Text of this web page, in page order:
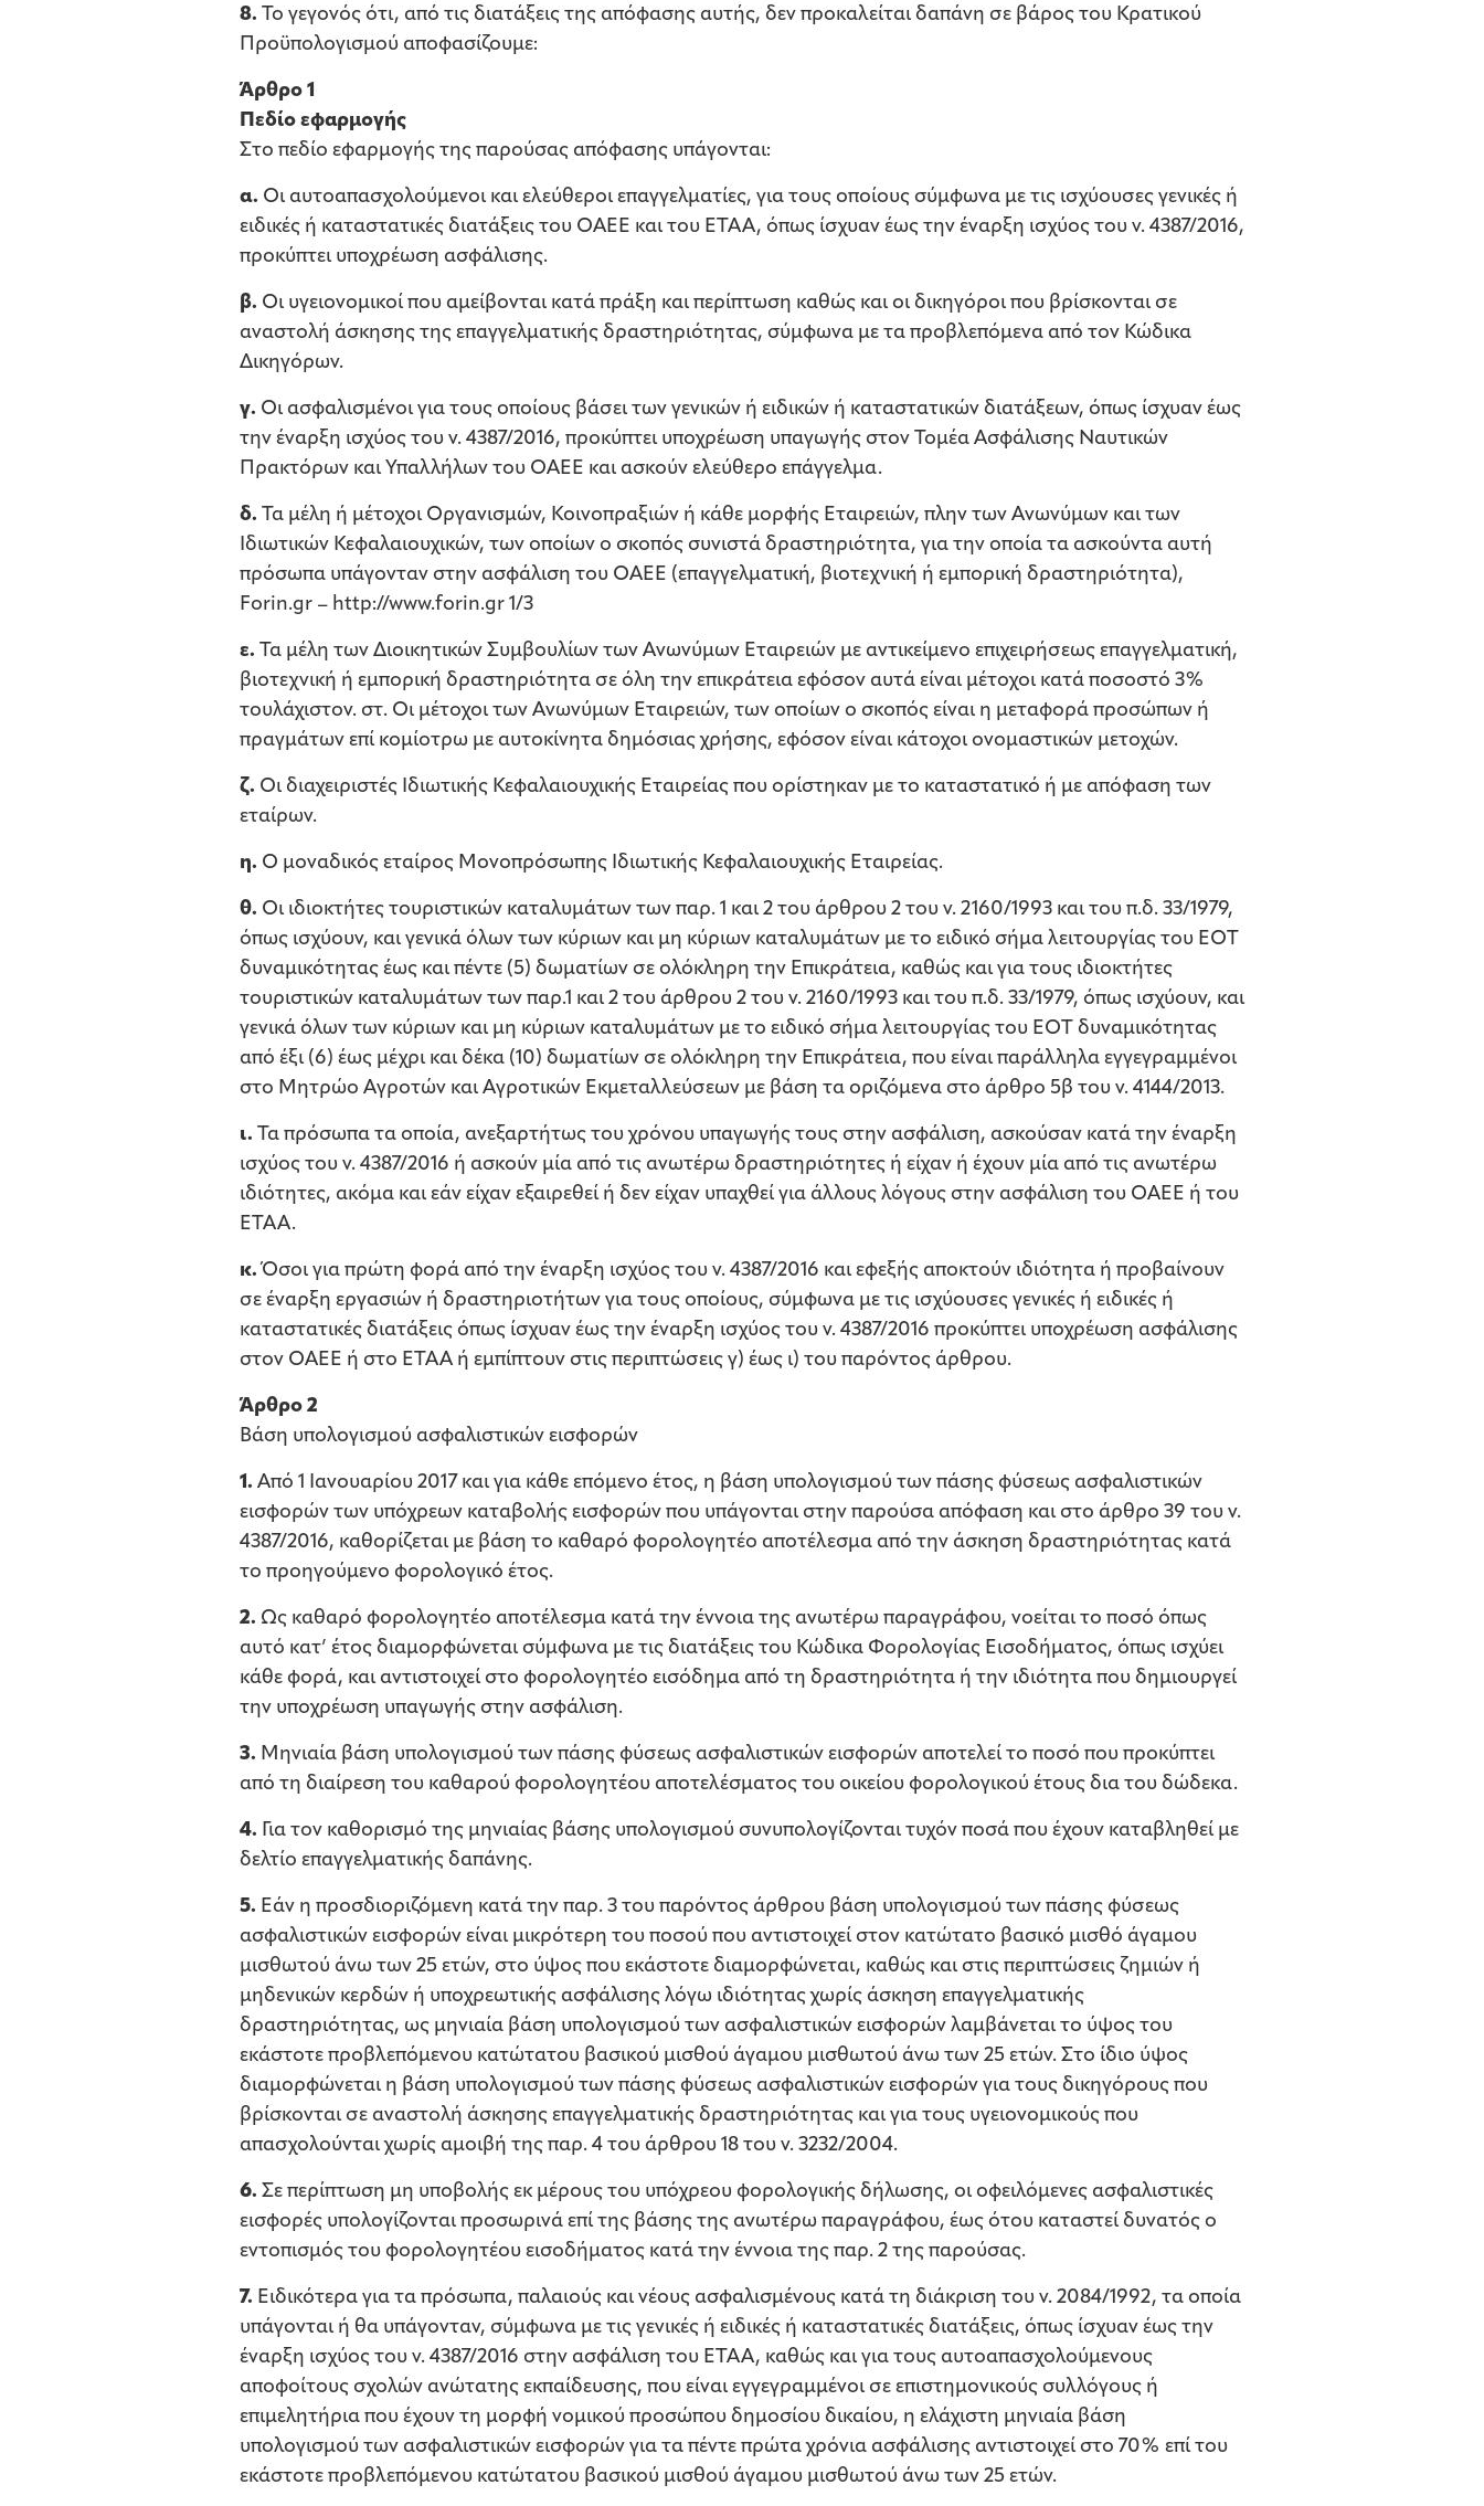
8. Το γεγονός ότι, από τις διατάξεις της απόφασης αυτής, δεν προκαλείται δαπάνη σε βάρος του Κρατικού
Προϋπολογισμού αποφασίζουμε:
Άρθρο 1
Πεδίο εφαρμογής
Στο πεδίο εφαρμογής της παρούσας απόφασης υπάγονται:
α. Οι αυτοαπασχολούμενοι και ελεύθεροι επαγγελματίες, για τους οποίους σύμφωνα με τις ισχύουσες γενικές ή
ειδικές ή καταστατικές διατάξεις του ΟΑΕΕ και του ΕΤΑΑ, όπως ίσχυαν έως την έναρξη ισχύος του ν. 4387/2016,
προκύπτει υποχρέωση ασφάλισης.
β. Οι υγειονομικοί που αμείβονται κατά πράξη και περίπτωση καθώς και οι δικηγόροι που βρίσκονται σε
αναστολή άσκησης της επαγγελματικής δραστηριότητας, σύμφωνα με τα προβλεπόμενα από τον Κώδικα
Δικηγόρων.
γ. Οι ασφαλισμένοι για τους οποίους βάσει των γενικών ή ειδικών ή καταστατικών διατάξεων, όπως ίσχυαν έως
την έναρξη ισχύος του ν. 4387/2016, προκύπτει υποχρέωση υπαγωγής στον Τομέα Ασφάλισης Ναυτικών
Πρακτόρων και Υπαλλήλων του ΟΑΕΕ και ασκούν ελεύθερο επάγγελμα.
δ. Τα μέλη ή μέτοχοι Οργανισμών, Κοινοπραξιών ή κάθε μορφής Εταιρειών, πλην των Ανωνύμων και των
Ιδιωτικών Κεφαλαιουχικών, των οποίων ο σκοπός συνιστά δραστηριότητα, για την οποία τα ασκούντα αυτή
πρόσωπα υπάγονταν στην ασφάλιση του ΟΑΕΕ (επαγγελματική, βιοτεχνική ή εμπορική δραστηριότητα),
Forin.gr – http://www.forin.gr 1/3
ε. Τα μέλη των Διοικητικών Συμβουλίων των Ανωνύμων Εταιρειών με αντικείμενο επιχειρήσεως επαγγελματική,
βιοτεχνική ή εμπορική δραστηριότητα σε όλη την επικράτεια εφόσον αυτά είναι μέτοχοι κατά ποσοστό 3%
τουλάχιστον. στ. Οι μέτοχοι των Ανωνύμων Εταιρειών, των οποίων ο σκοπός είναι η μεταφορά προσώπων ή
πραγμάτων επί κομίοτρω με αυτοκίνητα δημόσιας χρήσης, εφόσον είναι κάτοχοι ονομαστικών μετοχών.
ζ. Οι διαχειριστές Ιδιωτικής Κεφαλαιουχικής Εταιρείας που ορίστηκαν με το καταστατικό ή με απόφαση των
εταίρων.
η. Ο μοναδικός εταίρος Μονοπρόσωπης Ιδιωτικής Κεφαλαιουχικής Εταιρείας.
θ. Οι ιδιοκτήτες τουριστικών καταλυμάτων των παρ. 1 και 2 του άρθρου 2 του ν. 2160/1993 και του π.δ. 33/1979,
όπως ισχύουν, και γενικά όλων των κύριων και μη κύριων καταλυμάτων με το ειδικό σήμα λειτουργίας του EOT
δυναμικότητας έως και πέντε (5) δωματίων σε ολόκληρη την Επικράτεια, καθώς και για τους ιδιοκτήτες
τουριστικών καταλυμάτων των παρ.1 και 2 του άρθρου 2 του ν. 2160/1993 και του π.δ. 33/1979, όπως ισχύουν, και
γενικά όλων των κύριων και μη κύριων καταλυμάτων με το ειδικό σήμα λειτουργίας του EOT δυναμικότητας
από έξι (6) έως μέχρι και δέκα (10) δωματίων σε ολόκληρη την Επικράτεια, που είναι παράλληλα εγγεγραμμένοι
στο Μητρώο Αγροτών και Αγροτικών Εκμεταλλεύσεων με βάση τα οριζόμενα στο άρθρο 5β του ν. 4144/2013.
ι. Τα πρόσωπα τα οποία, ανεξαρτήτως του χρόνου υπαγωγής τους στην ασφάλιση, ασκούσαν κατά την έναρξη
ισχύος του ν. 4387/2016 ή ασκούν μία από τις ανωτέρω δραστηριότητες ή είχαν ή έχουν μία από τις ανωτέρω
ιδιότητες, ακόμα και εάν είχαν εξαιρεθεί ή δεν είχαν υπαχθεί για άλλους λόγους στην ασφάλιση του ΟΑΕΕ ή του
ΕΤΑΑ.
κ. Όσοι για πρώτη φορά από την έναρξη ισχύος του ν. 4387/2016 και εφεξής αποκτούν ιδιότητα ή προβαίνουν
σε έναρξη εργασιών ή δραστηριοτήτων για τους οποίους, σύμφωνα με τις ισχύουσες γενικές ή ειδικές ή
καταστατικές διατάξεις όπως ίσχυαν έως την έναρξη ισχύος του ν. 4387/2016 προκύπτει υποχρέωση ασφάλισης
στον ΟΑΕΕ ή στο ΕΤΑΑ ή εμπίπτουν στις περιπτώσεις γ) έως ι) του παρόντος άρθρου.
Άρθρο 2
Βάση υπολογισμού ασφαλιστικών εισφορών
1. Από 1 Ιανουαρίου 2017 και για κάθε επόμενο έτος, η βάση υπολογισμού των πάσης φύσεως ασφαλιστικών
εισφορών των υπόχρεων καταβολής εισφορών που υπάγονται στην παρούσα απόφαση και στο άρθρο 39 του ν.
4387/2016, καθορίζεται με βάση το καθαρό φορολογητέο αποτέλεσμα από την άσκηση δραστηριότητας κατά
το προηγούμενο φορολογικό έτος.
2. Ως καθαρό φορολογητέο αποτέλεσμα κατά την έννοια της ανωτέρω παραγράφου, νοείται το ποσό όπως
αυτό κατ’ έτος διαμορφώνεται σύμφωνα με τις διατάξεις του Κώδικα Φορολογίας Εισοδήματος, όπως ισχύει
κάθε φορά, και αντιστοιχεί στο φορολογητέο εισόδημα από τη δραστηριότητα ή την ιδιότητα που δημιουργεί
την υποχρέωση υπαγωγής στην ασφάλιση.
3. Μηνιαία βάση υπολογισμού των πάσης φύσεως ασφαλιστικών εισφορών αποτελεί το ποσό που προκύπτει
από τη διαίρεση του καθαρού φορολογητέου αποτελέσματος του οικείου φορολογικού έτους δια του δώδεκα.
4. Για τον καθορισμό της μηνιαίας βάσης υπολογισμού συνυπολογίζονται τυχόν ποσά που έχουν καταβληθεί με
δελτίο επαγγελματικής δαπάνης.
5. Εάν η προσδιοριζόμενη κατά την παρ. 3 του παρόντος άρθρου βάση υπολογισμού των πάσης φύσεως
ασφαλιστικών εισφορών είναι μικρότερη του ποσού που αντιστοιχεί στον κατώτατο βασικό μισθό άγαμου
μισθωτού άνω των 25 ετών, στο ύψος που εκάστοτε διαμορφώνεται, καθώς και στις περιπτώσεις ζημιών ή
μηδενικών κερδών ή υποχρεωτικής ασφάλισης λόγω ιδιότητας χωρίς άσκηση επαγγελματικής
δραστηριότητας, ως μηνιαία βάση υπολογισμού των ασφαλιστικών εισφορών λαμβάνεται το ύψος του
εκάστοτε προβλεπόμενου κατώτατου βασικού μισθού άγαμου μισθωτού άνω των 25 ετών. Στο ίδιο ύψος
διαμορφώνεται η βάση υπολογισμού των πάσης φύσεως ασφαλιστικών εισφορών για τους δικηγόρους που
βρίσκονται σε αναστολή άσκησης επαγγελματικής δραστηριότητας και για τους υγειονομικούς που
απασχολούνται χωρίς αμοιβή της παρ. 4 του άρθρου 18 του ν. 3232/2004.
6. Σε περίπτωση μη υποβολής εκ μέρους του υπόχρεου φορολογικής δήλωσης, οι οφειλόμενες ασφαλιστικές
εισφορές υπολογίζονται προσωρινά επί της βάσης της ανωτέρω παραγράφου, έως ότου καταστεί δυνατός ο
εντοπισμός του φορολογητέου εισοδήματος κατά την έννοια της παρ. 2 της παρούσας.
7. Ειδικότερα για τα πρόσωπα, παλαιούς και νέους ασφαλισμένους κατά τη διάκριση του ν. 2084/1992, τα οποία
υπάγονται ή θα υπάγονταν, σύμφωνα με τις γενικές ή ειδικές ή καταστατικές διατάξεις, όπως ίσχυαν έως την
έναρξη ισχύος του ν. 4387/2016 στην ασφάλιση του ΕΤΑΑ, καθώς και για τους αυτοαπασχολούμενους
αποφοίτους σχολών ανώτατης εκπαίδευσης, που είναι εγγεγραμμένοι σε επιστημονικούς συλλόγους ή
επιμελητήρια που έχουν τη μορφή νομικού προσώπου δημοσίου δικαίου, η ελάχιστη μηνιαία βάση
υπολογισμού των ασφαλιστικών εισφορών για τα πέντε πρώτα χρόνια ασφάλισης αντιστοιχεί στο 70% επί του
εκάστοτε προβλεπόμενου κατώτατου βασικού μισθού άγαμου μισθωτού άνω των 25 ετών.